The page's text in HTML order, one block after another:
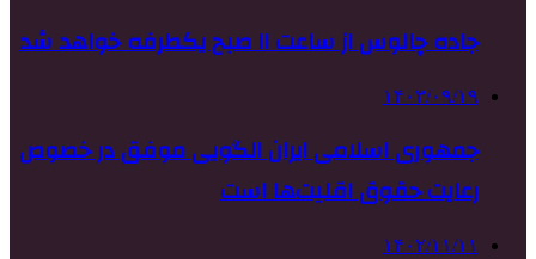
جاده چالوس از ساعت ۱۱ صبح یکطرفه خواهد شد
۱۴۰۳/۰۹/۱۹
جمهوری اسلامی ایران الگویی موفق در خصوص
رعایت حقوق اقلیت‌ها است
۱۴۰۲/۱۱/۱۱